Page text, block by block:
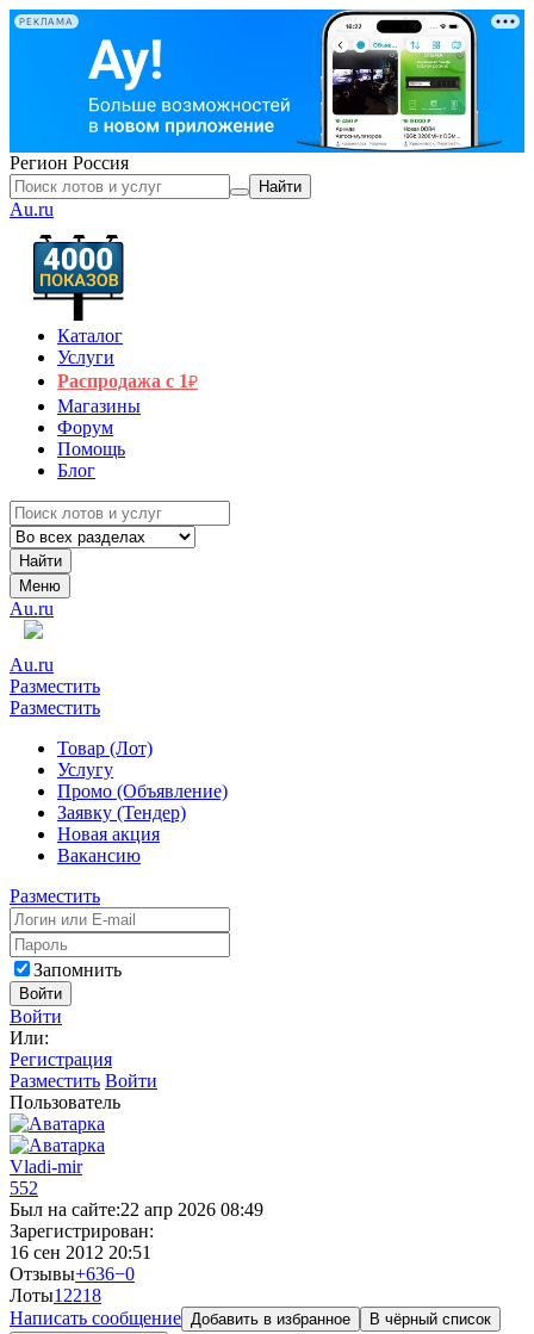
РЕКЛАМА
Регион Россия
Найти
Au.ru
Каталог
Услуги
Распродажа с 1₽
Магазины
Форум
Помощь
Блог
Найти
Меню
Au.ru
Au.ru
Разместить
Разместить
Товар (Лот)
Услугу
Промо (Объявление)
Заявку (Тендер)
Новая акция
Вакансию
Разместить
Запомнить
Войти
Войти
Или:
Регистрация
Разместить Войти
Пользователь
Vladi-mir
552
Был на сайте:22 апр 2026 08:49
Зарегистрирован:
16 сен 2012 20:51
Отзывы+636−0
Лоты12218
Написать сообщение Добавить в избранное
В чёрный список